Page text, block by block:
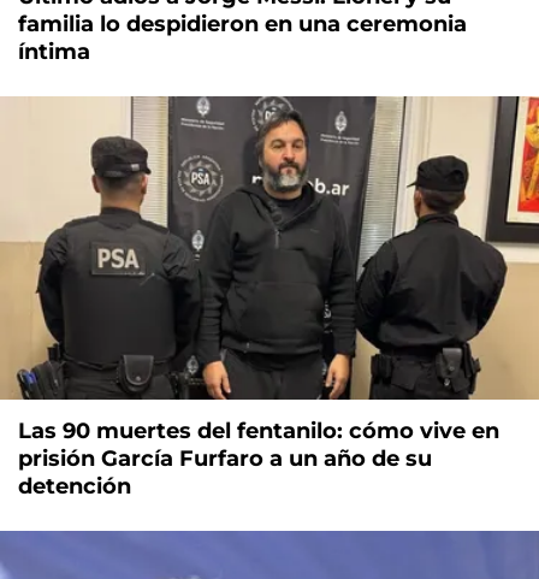
familia lo despidieron en una ceremonia
íntima
Las 90 muertes del fentanilo: cómo vive en
prisión García Furfaro a un año de su
detención